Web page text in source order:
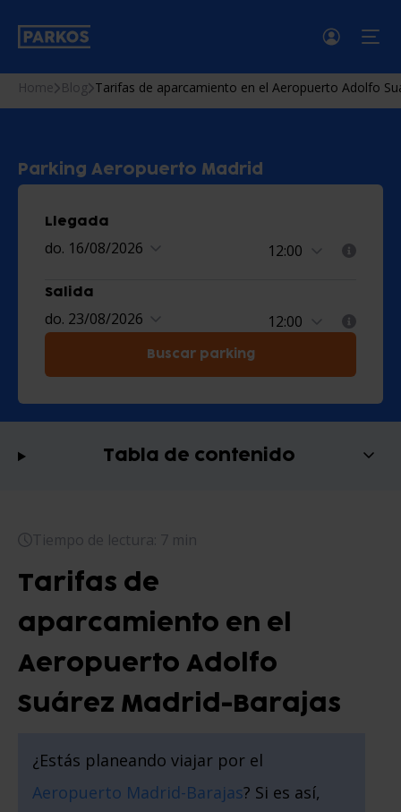
Home Blog Tarifas de aparcamiento en el Aeropuerto Adolfo
Parking Aeropuerto Madrid
Llegada
do. 16/08/2026
Salida
do. 23/08/2026
Buscar parking
Tiempo de lectura: 7 min
Tarifas de
aparcamiento en el
Aeropuerto Adolfo
Suárez Madrid-Barajas
¿Estás planeando viajar por el
Aeropuerto Madrid-Barajas? Si es así,
Tabla de contenido